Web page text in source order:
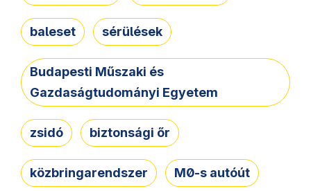
baleset sérülések
Budapesti Műszaki és
Gazdaságtudományi Egyetem
zsidó biztonsági őr
közbringarendszer M0-s autóút